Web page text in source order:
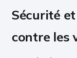
Sécurité
contre les